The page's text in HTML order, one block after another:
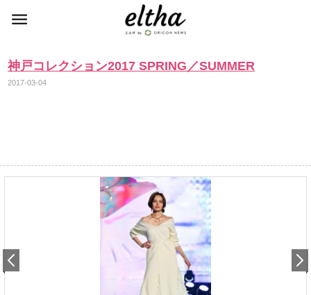
神戸コレクション2017 SPRING／SUMMER
2017-03-04